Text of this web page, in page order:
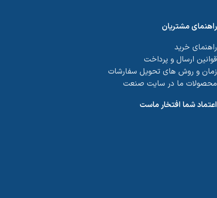
راهنمای مشتریان
راهنمای خرید
قوانین ارسال و پرداخت
زمان و روش های تحویل سفارشات
محصولات ما در سایت صنعت
اعتماد شما افتخار ماست